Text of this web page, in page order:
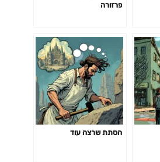
פרזורה
הסתת שרצה עוד